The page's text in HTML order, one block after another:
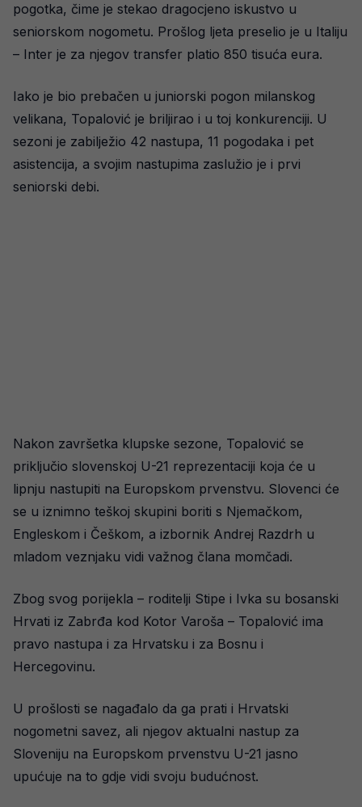
pogotka, čime je stekao dragocjeno iskustvo u
seniorskom nogometu. Prošlog ljeta preselio je u Italiju
– Inter je za njegov transfer platio 850 tisuća eura.
Iako je bio prebačen u juniorski pogon milanskog
velikana, Topalović je briljirao i u toj konkurenciji. U
sezoni je zabilježio 42 nastupa, 11 pogodaka i pet
asistencija, a svojim nastupima zaslužio je i prvi
seniorski debi.
Nakon završetka klupske sezone, Topalović se
priključio slovenskoj U-21 reprezentaciji koja će u
lipnju nastupiti na Europskom prvenstvu. Slovenci će
se u iznimno teškoj skupini boriti s Njemačkom,
Engleskom i Češkom, a izbornik Andrej Razdrh u
mladom veznjaku vidi važnog člana momčadi.
Zbog svog porijekla – roditelji Stipe i Ivka su bosanski
Hrvati iz Zabrđa kod Kotor Varoša – Topalović ima
pravo nastupa i za Hrvatsku i za Bosnu i
Hercegovinu.
U prošlosti se nagađalo da ga prati i Hrvatski
nogometni savez, ali njegov aktualni nastup za
Sloveniju na Europskom prvenstvu U-21 jasno
upućuje na to gdje vidi svoju budućnost.